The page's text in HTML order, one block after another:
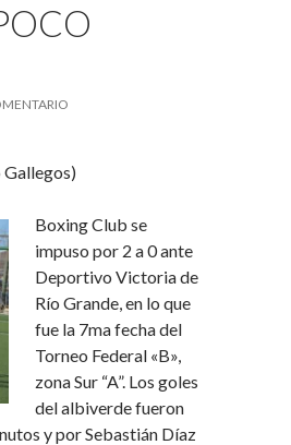
Boxing Club se
impuso por 2 a 0 ante
Deportivo Victoria de
Río Grande, en lo que
fue la 7ma fecha del
Torneo Federal «B»,
zona Sur “A”. Los goles
del albiverde fueron
y por Sebastián Díaz